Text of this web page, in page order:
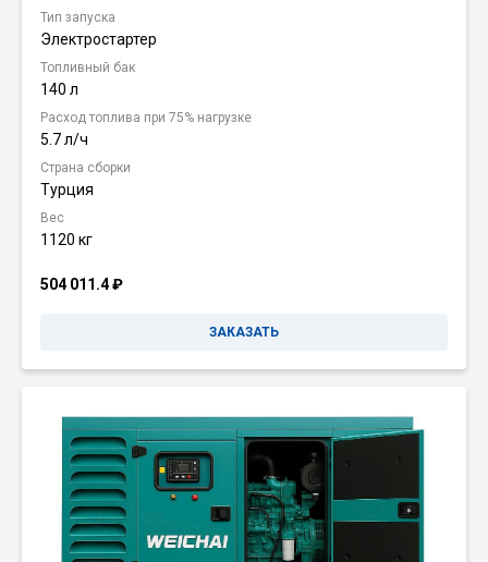
Тип запуска
Электростартер
Топливный бак
140 л
Расход топлива при 75% нагрузке
5.7 л/ч
Страна сборки
Турция
Вес
1120 кг
504 011.4₽
ЗАКАЗАТЬ